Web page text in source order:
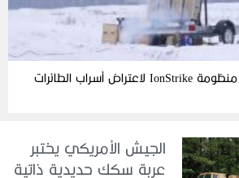
الجيش الأمريكي يختبر منظومة IonStrike لاعتراض أسراب الطائرات
الجيش الأمريكي يختبر
عربة سكك حديدية ذاتية